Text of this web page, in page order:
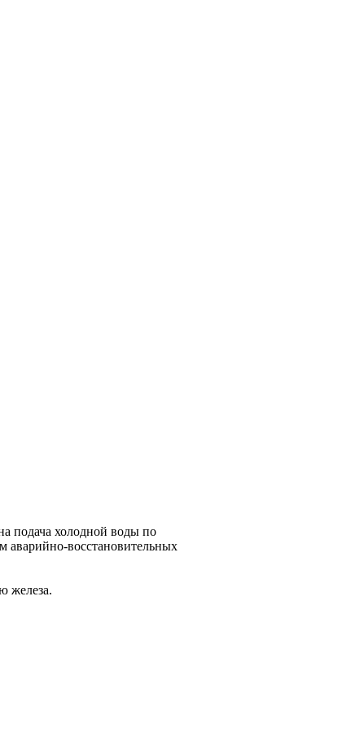
подача холодной воды по
аварийно-восстановительных
железа.